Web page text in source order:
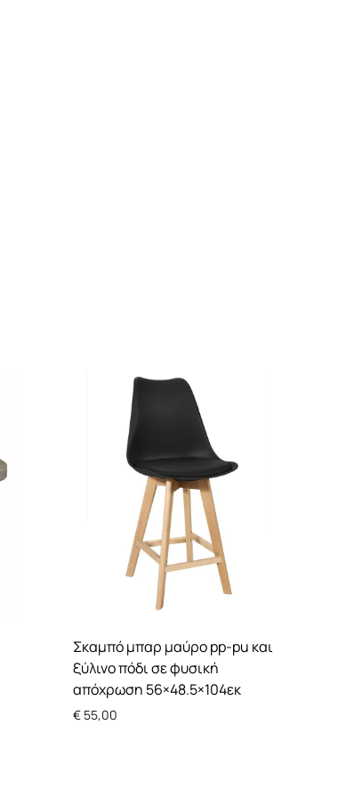
Σκαμπό μπαρ μαύρο pp-pu και
ξύλινο πόδι σε φυσική
απόχρωση 56×48.5×104εκ
€ 55,00